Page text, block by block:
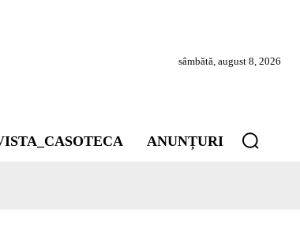
sâmbătă, august 8, 2026
ANUNȚURI